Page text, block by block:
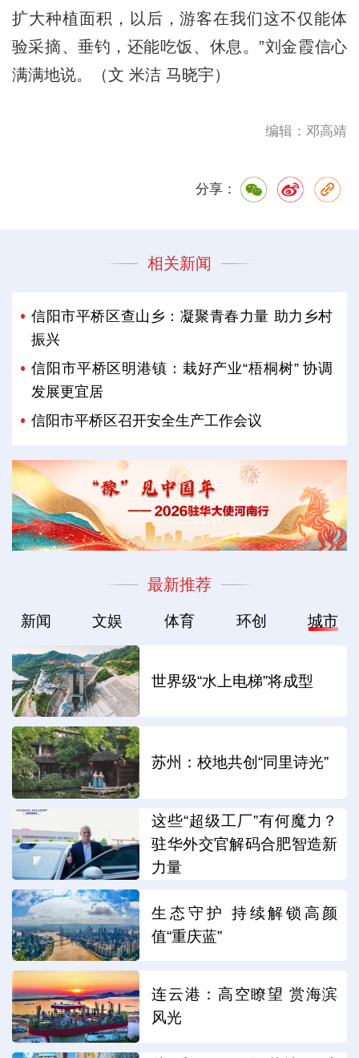
扩大种植面积，以后，游客在我们这不仅能体
验采摘、垂钓，还能吃饭、休息。”刘金霞信心
满满地说。（文 米洁 马晓宇）
编辑：邓高靖
分享：
相关新闻
信阳市平桥区查山乡：凝聚青春力量 助力乡村
振兴
信阳市平桥区明港镇：栽好产业“梧桐树” 协调
发展更宜居
信阳市平桥区召开安全生产工作会议
最新推荐
新闻 文娱 体育 环创 城市
世界级“水上电梯”将成型
苏州：校地共创“同里诗光”
这些“超级工厂”有何魔力？
驻华外交官解码合肥智造新
力量
生态守护 持续解锁高颜
值“重庆蓝”
连云港：高空瞭望 赏海滨
风光